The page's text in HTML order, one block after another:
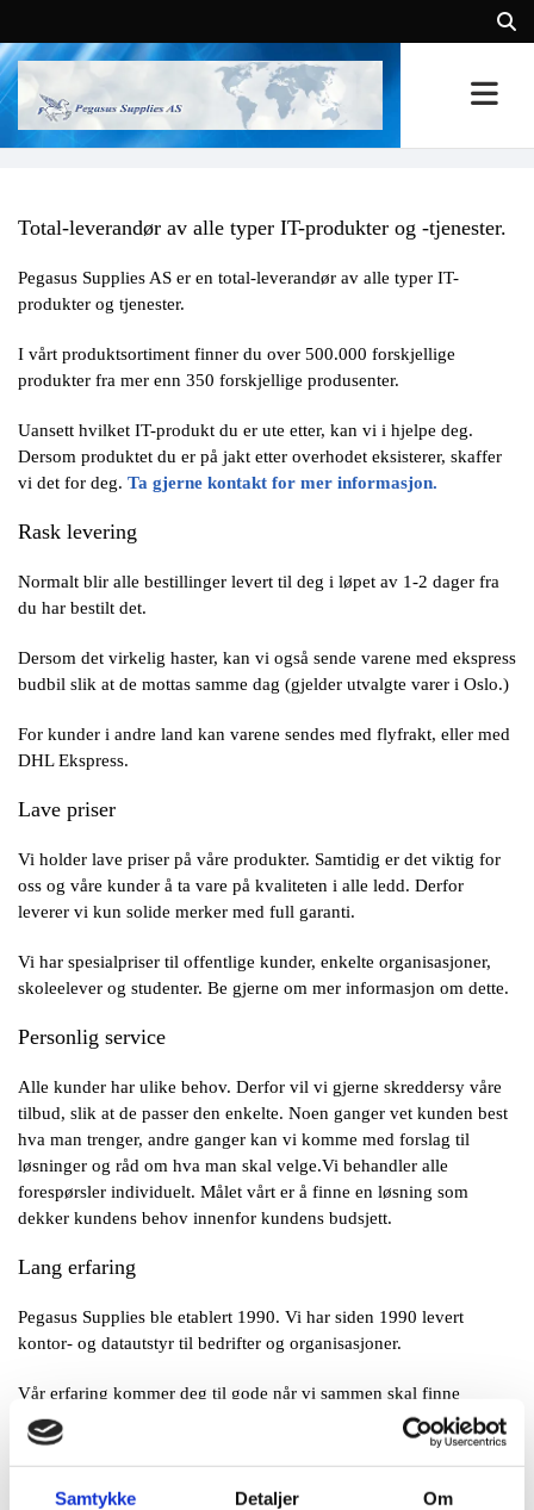
Samtykke Detaljer Om
Total-leverandør av alle typer IT-produkter og -tjenester.
Pegasus Supplies AS er en total-leverandør av alle typer IT-
produkter og tjenester.
I vårt produktsortiment finner du over 500.000 forskjellige
produkter fra mer enn 350 forskjellige produsenter.
Uansett hvilket IT-produkt du er ute etter, kan vi i hjelpe deg.
Dersom produktet du er på jakt etter overhodet eksisterer, skaffer
vi det for deg. Ta gjerne kontakt for mer informasjon.
Rask levering
Normalt blir alle bestillinger levert til deg i løpet av 1-2 dager fra
du har bestilt det.
Dersom det virkelig haster, kan vi også sende varene med ekspress
budbil slik at de mottas samme dag (gjelder utvalgte varer i Oslo.)
For kunder i andre land kan varene sendes med flyfrakt, eller med
DHL Ekspress.
Lave priser
Vi holder lave priser på våre produkter. Samtidig er det viktig for
oss og våre kunder å ta vare på kvaliteten i alle ledd. Derfor
leverer vi kun solide merker med full garanti.
Vi har spesialpriser til offentlige kunder, enkelte organisasjoner,
skoleelever og studenter. Be gjerne om mer informasjon om dette.
Personlig service
Alle kunder har ulike behov. Derfor vil vi gjerne skreddersy våre
tilbud, slik at de passer den enkelte. Noen ganger vet kunden best
hva man trenger, andre ganger kan vi komme med forslag til
løsninger og råd om hva man skal velge.Vi behandler alle
forespørsler individuelt. Målet vårt er å finne en løsning som
dekker kundens behov innenfor kundens budsjett.
Lang erfaring
Pegasus Supplies ble etablert 1990. Vi har siden 1990 levert
kontor- og datautstyr til bedrifter og organisasjoner.
Vår erfaring kommer deg til gode når vi sammen skal finne
løsninger. Vi leverer ikke utstyr som ikke har vist sine kvaliteter
over lang tid.
For personer som reiser mye, er utstyret kritisk. Man kan ikke